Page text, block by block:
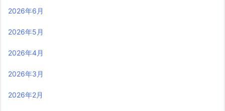
2026年6月
2026年5月
2026年4月
2026年3月
2026年2月